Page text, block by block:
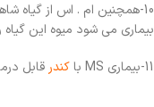
10-همچنین ام . اس از گیاه
بیماری می شود میوه این گیاه
11-بیماری MS با
کندرقابل